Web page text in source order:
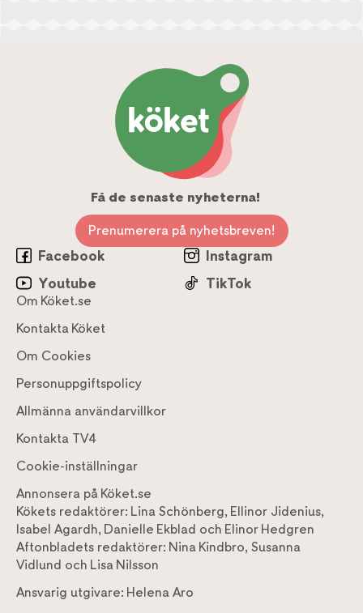
Få de senaste nyheterna!
Prenumerera på nyhetsbreven!
Facebook
Instagram
Youtube
TikTok
Om Köket.se
Kontakta Köket
Om Cookies
Personuppgiftspolicy
Allmänna användarvillkor
Kontakta TV4
Cookie-inställningar
Annonsera på Köket.se
Kökets redaktörer: Lina Schönberg, Ellinor Jidenius,
Isabel Agardh, Danielle Ekblad och Elinor Hedgren
Aftonbladets redaktörer: Nina Kindbro, Susanna
Vidlund och Lisa Nilsson
Ansvarig utgivare: Helena Aro